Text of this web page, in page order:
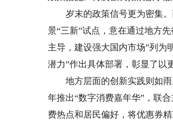
岁末的政策信号更为密集。
景“三新”试点，意在通过地方
主导，建设强大国内市场”列为
潜力”作出具体部署，彰显了以
地方层面的创新实践则如雨
年推出“数字消费嘉年华”，联
费热点和居民偏好，将优惠券